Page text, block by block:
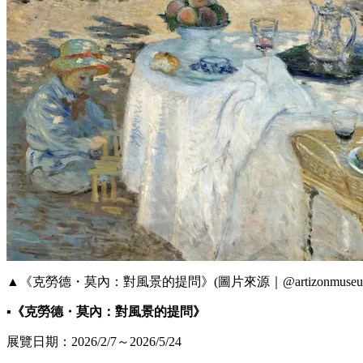
▲《克勞德・莫內：對風景的提問》(圖片來源｜
▪《克勞德・莫內：對風景的提問》
展覽日期：2026/2/7～2026/5/24